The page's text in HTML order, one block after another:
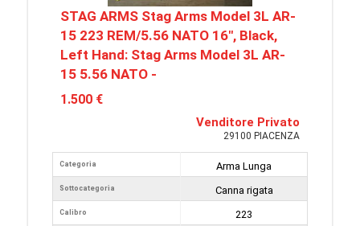
STAG ARMS Stag Arms Model 3L AR-
15 223 REM/5.56 NATO 16", Black,
Left Hand: Stag Arms Model 3L AR-
15 5.56 NATO -
1.500 €
Venditore Privato
29100 PIACENZA
Categoria
Sottocategoria
Calibro
Arma Lunga
Canna rigata
223